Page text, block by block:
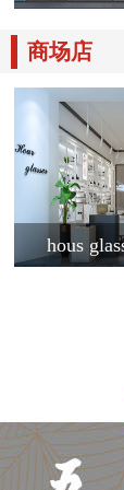
商场店
hous